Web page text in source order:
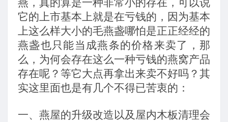
它的上市基本上就是在亏钱的，因为基本
上这么样大小的毛燕盏哪怕是正正经经的
燕盏也只能当成燕条的价格来卖了，那
么，为何会存在这么一种亏钱的燕窝产品
存在呢？等它大点再拿出来卖不好吗？其
实这里面也是有几个不得已苦衷的：
一、燕屋的升级改造以及屋内木板清理会